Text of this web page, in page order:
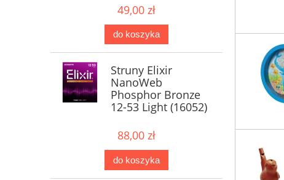
49,00 zł
do koszyka
Struny Elixir
NanoWeb
Phosphor Bronze
12-53 Light (16052)
88,00 zł
do koszyka